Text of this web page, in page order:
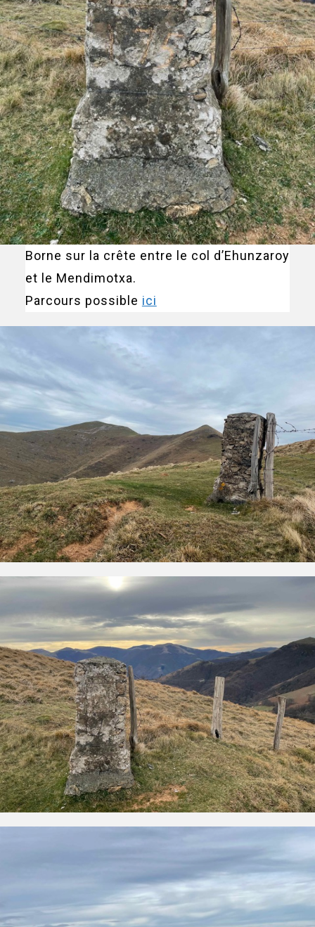
Borne sur la crête entre le col d’Ehunzaroy
et le Mendimotxa.
Parcours possible ici